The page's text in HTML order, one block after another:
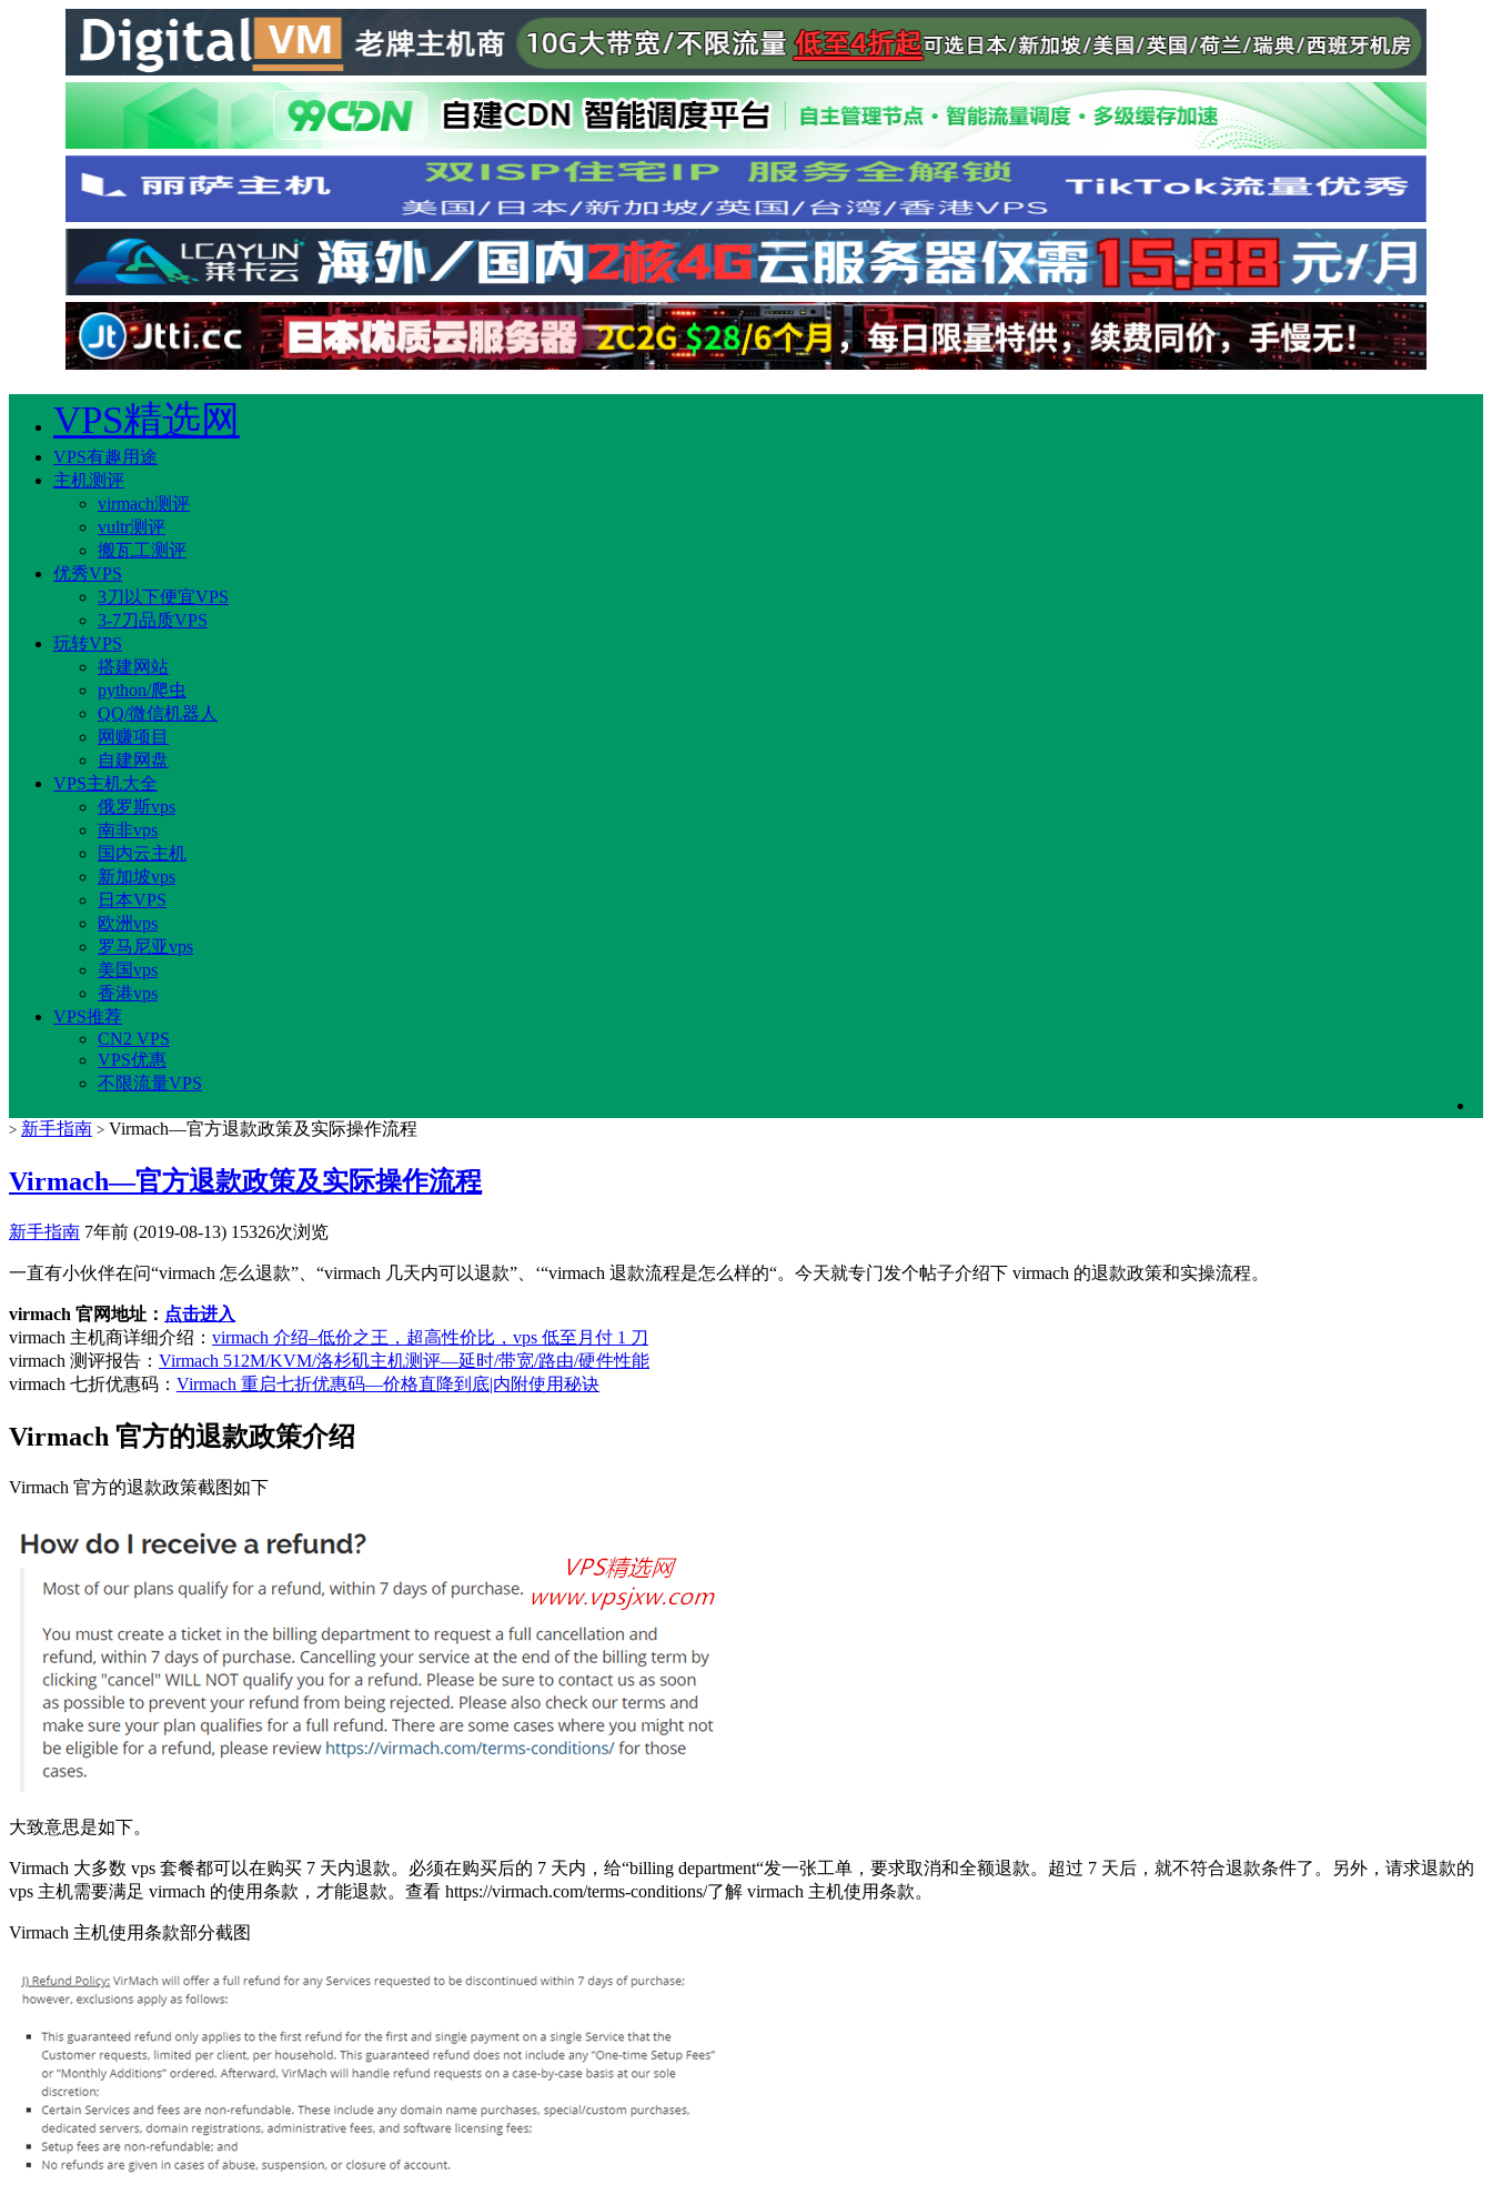
VPS精选网
VPS有趣用途
主机测评
virmach测评
vultr测评
搬瓦工测评
优秀VPS
3刀以下便宜VPS
3-7刀品质VPS
玩转VPS
搭建网站
python/爬虫
QQ/微信机器人
网赚项目
自建网盘
VPS主机大全
俄罗斯vps
南非vps
国内云主机
新加坡vps
日本VPS
欧洲vps
罗马尼亚vps
美国vps
香港vps
VPS推荐
CN2 VPS
VPS优惠
不限流量VPS
> 新手指南 > Virmach—官方退款政策及实际操作流程
Virmach—官方退款政策及实际操作流程
新手指南 7年前 (2019-08-13) 15326次浏览
一直有小伙伴在问“virmach 怎么退款”、“virmach 几天内可以退款”、‘“virmach 退款流程是怎么样的“。今天就专门发个帖子介绍下 virmach 的退款政策和实操流程。
virmach 官网地址： 点击进入
virmach 主机商详细介绍： virmach 介绍–低价之王，超高性价比，vps 低至月付 1 刀
virmach 测评报告： Virmach 512M/KVM/洛杉矶主机测评—延时/带宽/路由/硬件性能
virmach 七折优惠码： Virmach 重启七折优惠码—价格直降到底|内附使用秘诀
Virmach 官方的退款政策介绍
Virmach 官方的退款政策截图如下
大致意思是如下。
Virmach 大多数 vps 套餐都可以在购买 7 天内退款。必须在购买后的 7 天内，给“billing department“发一张工单，要求取消和全额退款。超过 7 天后，就不符合退款条件了。另外，请求退款的
vps 主机需要满足 virmach 的使用条款，才能退款。查看 https://virmach.com/terms-conditions/了解 virmach 主机使用条款。
Virmach 主机使用条款部分截图